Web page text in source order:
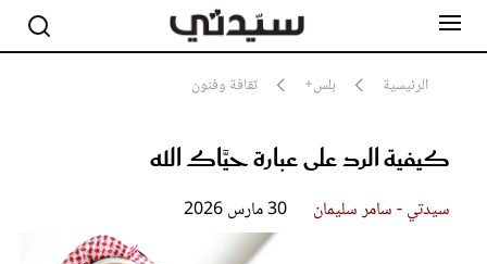
الرئيسية بلس+ ثقافة وفنون
كيفية الرد على عبارة حيَّاك الله
سيدتي - سامر سليمان 30 مارس 2026
مشاهير
جمال
صحة ورشاقة